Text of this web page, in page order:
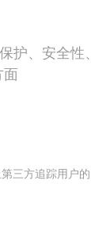
护、安全性、
面
三方追踪用户的